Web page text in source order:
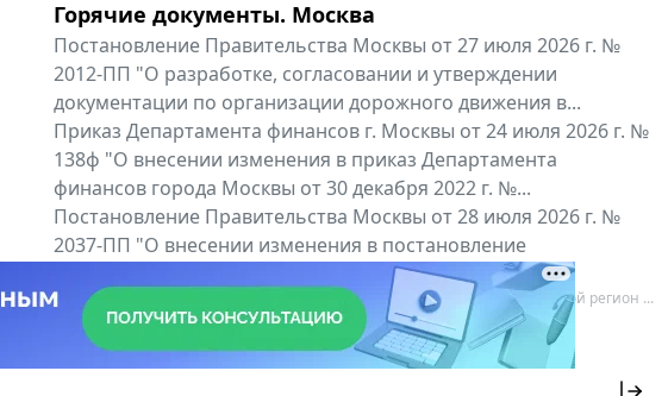
Горячие документы. Москва
Постановление Правительства Москвы от 27 июля 2026 г. №
2012-ПП "О разработке, согласовании и утверждении
документации по организации дорожного движения в...
Приказ Департамента финансов г. Москвы от 24 июля 2026 г. №
138ф "О внесении изменения в приказ Департамента
финансов города Москвы от 30 декабря 2022 г. №...
Постановление Правительства Москвы от 28 июля 2026 г. №
2037-ПП "О внесении изменения в постановление
Правительства Москвы от 26 июля 2011 г. № 334-ПП"
Все региональные документы Мой регион ...